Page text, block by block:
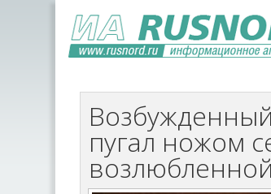
пугал ножом
возлюбленной